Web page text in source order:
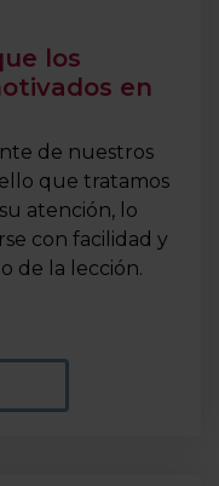
los
en
de nuestros
que tratamos
atención, lo
con facilidad y
de la lección.